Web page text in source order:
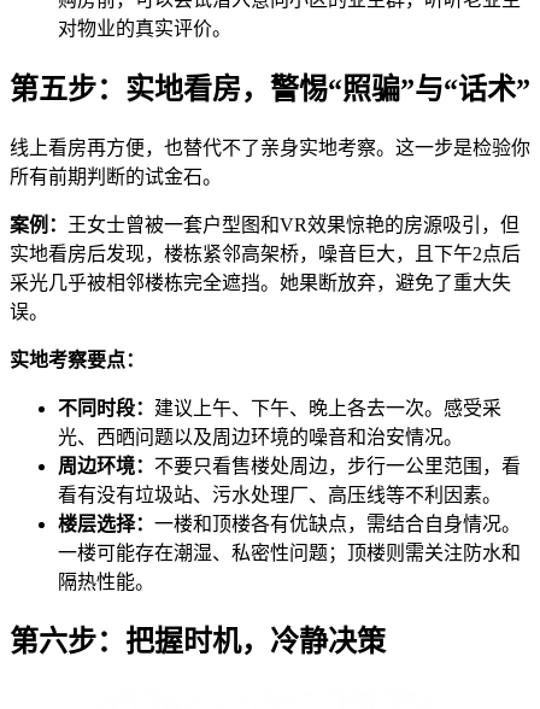
对物业的真实评价。
第五步：实地看房，警惕“照骗”与“话术”
线上看房再方便，也替代不了亲身实地考察。这一步是检验你
所有前期判断的试金石。
案例：
王女士曾被一套户型图和VR效果惊艳的房源吸引，但
实地看房后发现，楼栋紧邻高架桥，噪音巨大，且下午2点后
采光几乎被相邻楼栋完全遮挡。她果断放弃，避免了重大失
误。
实地考察要点：
不同时段： 建议上午、下午、晚上各去一次。感受采
光、西晒问题以及周边环境的噪音和治安情况。
周边环境： 不要只看售楼处周边，步行一公里范围，看
看有没有垃圾站、污水处理厂、高压线等不利因素。
楼层选择： 一楼和顶楼各有优缺点，需结合自身情况。
一楼可能存在潮湿、私密性问题；顶楼则需关注防水和
隔热性能。
第六步：把握时机，冷静决策